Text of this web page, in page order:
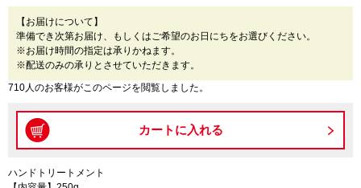
【お届けについて】
準備でき次第お届け、もしくはご希望のお日にちをお選びください。
※お届け時間の指定は承りかねます。
※配送のみの承りとさせていただきます。
710人のお客様がこのページを閲覧しました。
ハンドトリートメント